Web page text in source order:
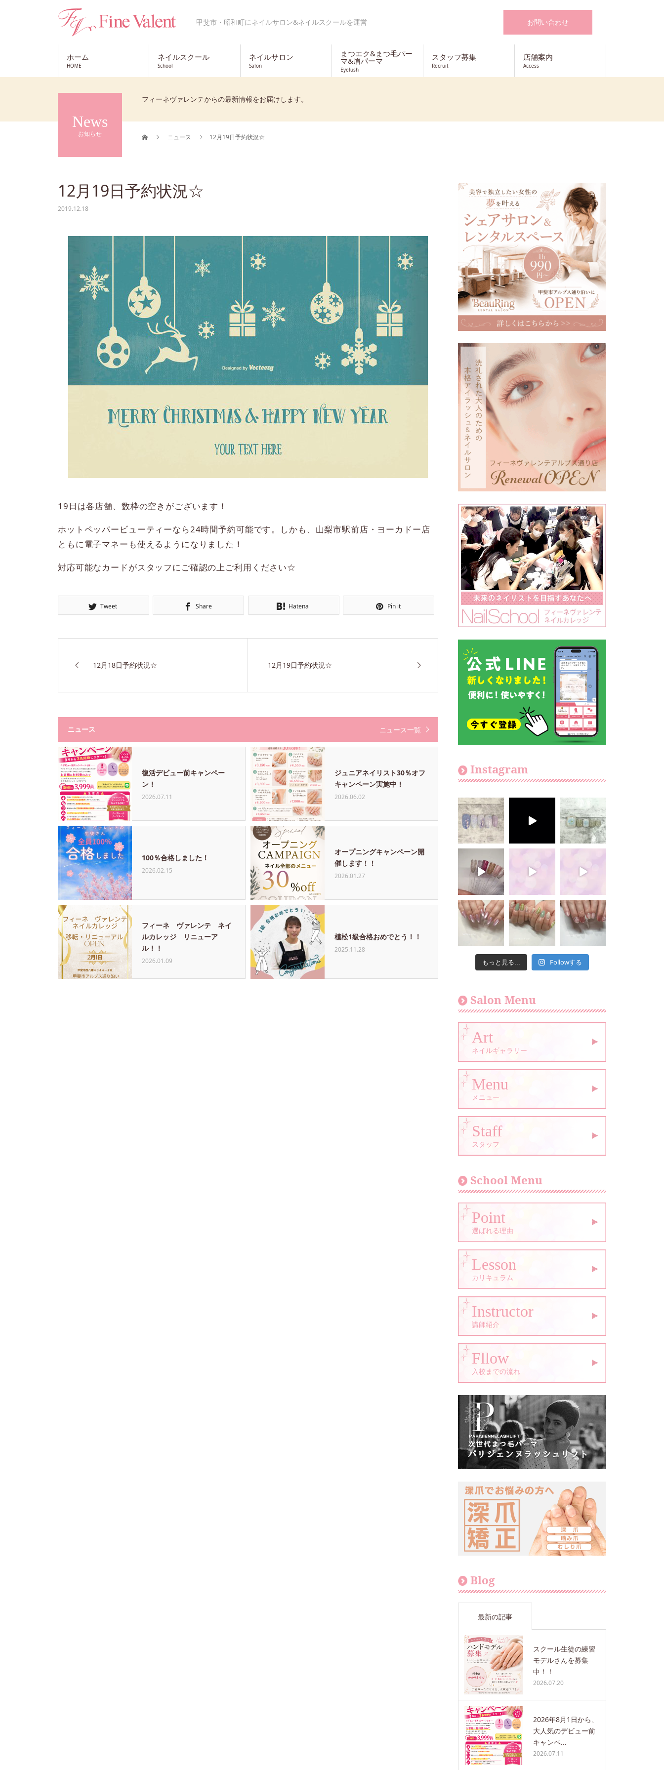
甲斐市・昭和町にネイルサロン&ネイルスクールを運営 お問い合わせ
ホーム
HOME
ネイルスクール
School
ネイルサロン
Salon
まつエク&まつ毛パー
マ&眉パーマ
Eyelush
スタッフ募集
Recruit
店舗案内
Access
News
お知らせ
フィーネヴァレンテからの最新情報をお届けします。
ニュース 12月19日予約状況☆
12月19日予約状況☆
2019.12.18
19日は各店舗、数枠の空きがございます！
ホットペッパービューティーなら24時間予約可能です。しかも、山梨市駅前店・ヨーカドー店
ともに電子マネーも使えるようになりました！
対応可能なカードがスタッフにご確認の上ご利用ください☆
Tweet Share Hatena Pin it
12月18日予約状況☆ 12月19日予約状況☆
ニュース ニュース一覧
復活デビュー前キャンペー
ン！
2026.07.11
ジュニアネイリスト30％オフ
キャンペーン実施中！
2026.06.02
100％合格しました！
2026.02.15
オープニングキャンペーン開
催します！！
2026.01.27
フィーネ ヴァレンテ ネイ
ルカレッジ リニューア
ル！！
2026.01.09
植松1級合格おめでとう！！
2025.11.28
Instagram
もっと見る... Followする
Salon Menu
Art
ネイルギャラリー
Menu
メニュー
Staff
スタッフ
School Menu
Point
選ばれる理由
Lesson
カリキュラム
Instructor
講師紹介
Fllow
入校までの流れ
Blog
最新の記事
スクール生徒の練習
モデルさんを募集
中！！
2026.07.20
2026年8月1日から、
大人気のデビュー前
キャンペ...
2026.07.11